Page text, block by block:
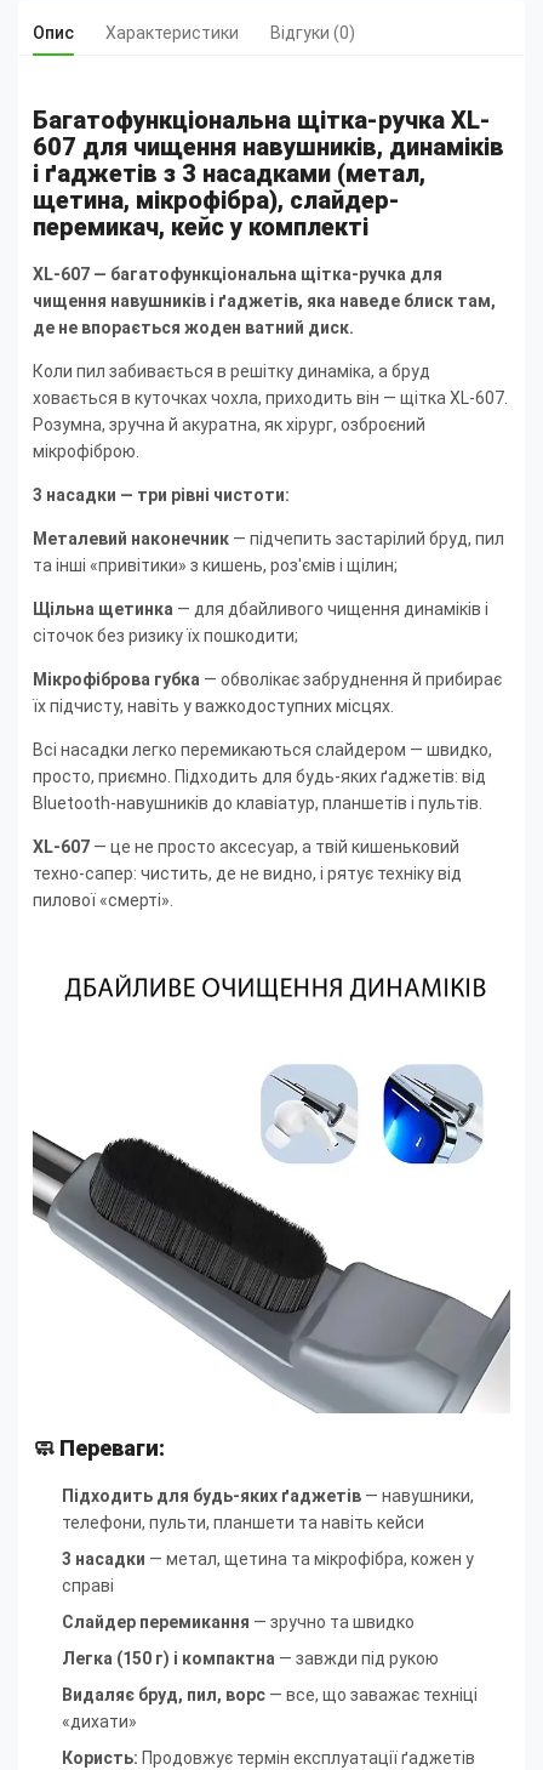
Опис Характеристики Відгуки (0)
Багатофункціональна щітка-ручка XL-
607 для чищення навушників, динаміків
і ґаджетів з 3 насадками (метал,
щетина, мікрофібра), слайдер-
перемикач, кейс у комплекті
XL-607 — багатофункціональна щітка-ручка для
чищення навушників і ґаджетів, яка наведе блиск там,
де не впорається жоден ватний диск.
Коли пил забивається в решітку динаміка, а бруд
ховається в куточках чохла, приходить він — щітка XL-607.
Розумна, зручна й акуратна, як хірург, озброєний
мікрофіброю.
3 насадки — три рівні чистоти:
Металевий наконечник — підчепить застарілий бруд, пил
та інші «привітики» з кишень, роз'ємів і щілин;
Щільна щетинка — для дбайливого чищення динаміків і
сіточок без ризику їх пошкодити;
Мікрофіброва губка — обволікає забруднення й прибирає
їх підчисту, навіть у важкодоступних місцях.
Всі насадки легко перемикаються слайдером — швидко,
просто, приємно. Підходить для будь-яких ґаджетів: від
Bluetooth-навушників до клавіатур, планшетів і пультів.
XL-607 — це не просто аксесуар, а твій кишеньковий
техно-сапер: чистить, де не видно, і рятує техніку від
пилової «смерті».
🧼 Переваги:
Підходить для будь-яких ґаджетів — навушники,
телефони, пульти, планшети та навіть кейси
3 насадки — метал, щетина та мікрофібра, кожен у
справі
Слайдер перемикання — зручно та швидко
Легка (150 г) і компактна — завжди під рукою
Видаляє бруд, пил, ворс — все, що заважає техніці
«дихати»
Користь: Продовжує термін експлуатації ґаджетів